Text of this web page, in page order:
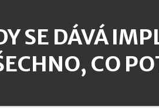
SE DÁVÁ
CO